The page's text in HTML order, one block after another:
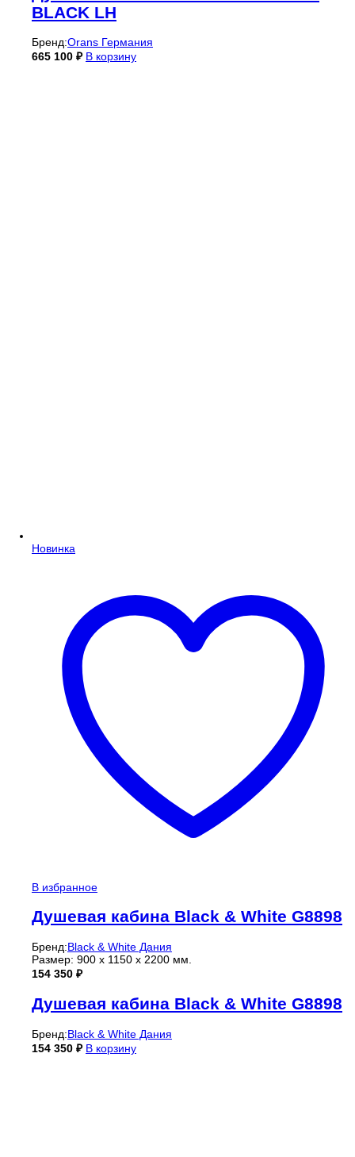
BLACK LH
Бренд:Orans Германия
665 100 ₽ В корзину
Новинка
В избранное
Душевая кабина Black & White G8898
Бренд:Black & White Дания
Размер: 900 х 1150 х 2200 мм.
154 350 ₽
Душевая кабина Black & White G8898
Бренд:Black & White Дания
154 350 ₽ В корзину